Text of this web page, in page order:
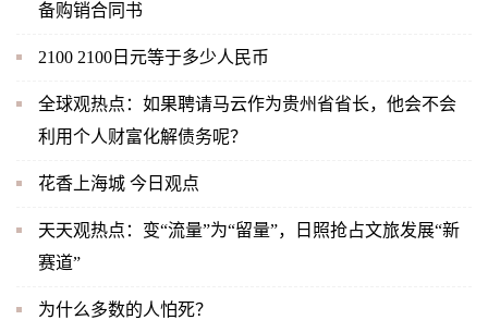
备购销合同书
2100 2100日元等于多少人民币
全球观热点：如果聘请马云作为贵州省省长，他会不会
利用个人财富化解债务呢？
花香上海城 今日观点
天天观热点：变“流量”为“留量”，日照抢占文旅发展“新
赛道”
为什么多数的人怕死？